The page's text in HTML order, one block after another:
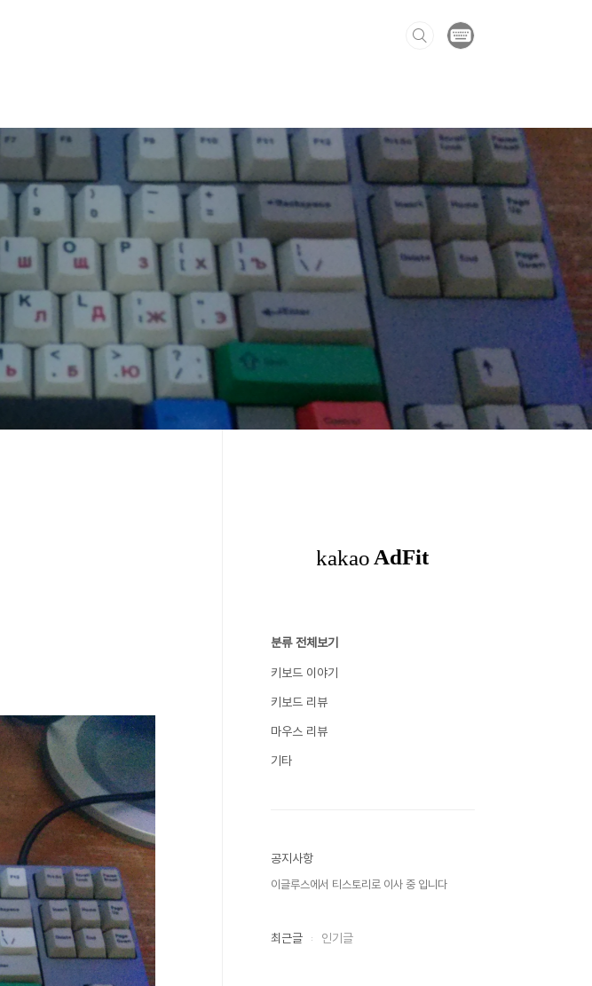
분류 전체보기
키보드 이야기
키보드 리뷰
마우스 리뷰
기타
공지사항
이글루스에서 티스토리로 이사 중 입니다
최근글 인기글